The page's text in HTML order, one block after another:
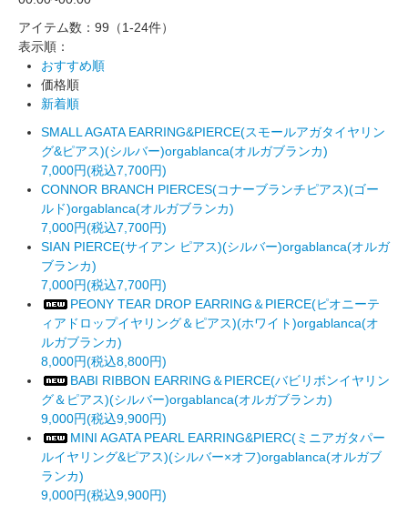
アイテム数：99 （1-24件）
表示順：
おすすめ順
価格順
新着順
SMALL AGATA EARRING&PIERCE(スモールアガタイヤリン
グ&ピアス)(シルバー)orgablanca(オルガブランカ)
7,000円(税込7,700円)
CONNOR BRANCH PIERCES(コナーブランチピアス)(ゴー
ルド)orgablanca(オルガブランカ)
7,000円(税込7,700円)
SIAN PIERCE(サイアン ピアス)(シルバー)orgablanca(オルガ
ブランカ)
7,000円(税込7,700円)
PEONY TEAR DROP EARRING＆PIERCE(ピオニーテ
ィアドロップイヤリング＆ピアス)(ホワイト)orgablanca(オ
ルガブランカ)
8,000円(税込8,800円)
BABI RIBBON EARRING＆PIERCE(バビリボンイヤリン
グ＆ピアス)(シルバー)orgablanca(オルガブランカ)
9,000円(税込9,900円)
MINI AGATA PEARL EARRING&PIERC(ミニアガタパー
ルイヤリング&ピアス)(シルバー×オフ)orgablanca(オルガブ
ランカ)
9,000円(税込9,900円)